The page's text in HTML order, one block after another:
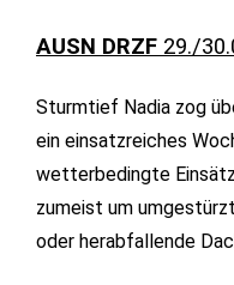
AUSN DRZF 29./
Sturmtief Nadia zog
ein einsatzreiches
wetterbedingte
zumeist um
oder herabfallende